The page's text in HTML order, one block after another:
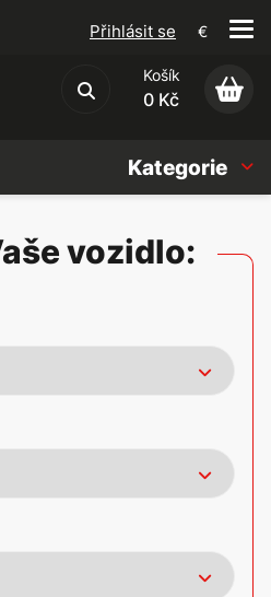
Obchodní podmínky
Přihlásit se €
Košík
0 Kč
Kategorie
Americké vozy
vozidlo: